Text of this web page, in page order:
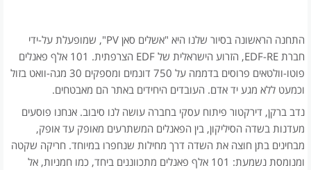
התחנה הראשונה בסיור שלנו היא "אשלים סאן PV", שמופעלת על-ידי
חברת EDF-RE, הזרוע הישראלית של EDF הצרפתית. 101 אלף פאנלים
פוטו-וולטאים פרוסים בדממה על 750 דונמים ומספקים 30 מגה-וואט בזול
וכמעט ללא מגע יד אדם. העובדים היחידים באתר הם מאבטחים.
נדב ברקן, דירקטור פיתוח עסקי בחברה עושה לנו סיבוב. אנחנו פוסעים
מעדנות בשדה הסיליקון, בין הפאנלים המשתרעים מאופק עד אופק,
מבחינים בתן חוצה את השדה דרך מחילות שנחפרו במיוחד. חריקה שקטה
ומנומסת נשמעת: 101 אלף פאנלים מתכווננים ביחד, כמו חמניות, אל